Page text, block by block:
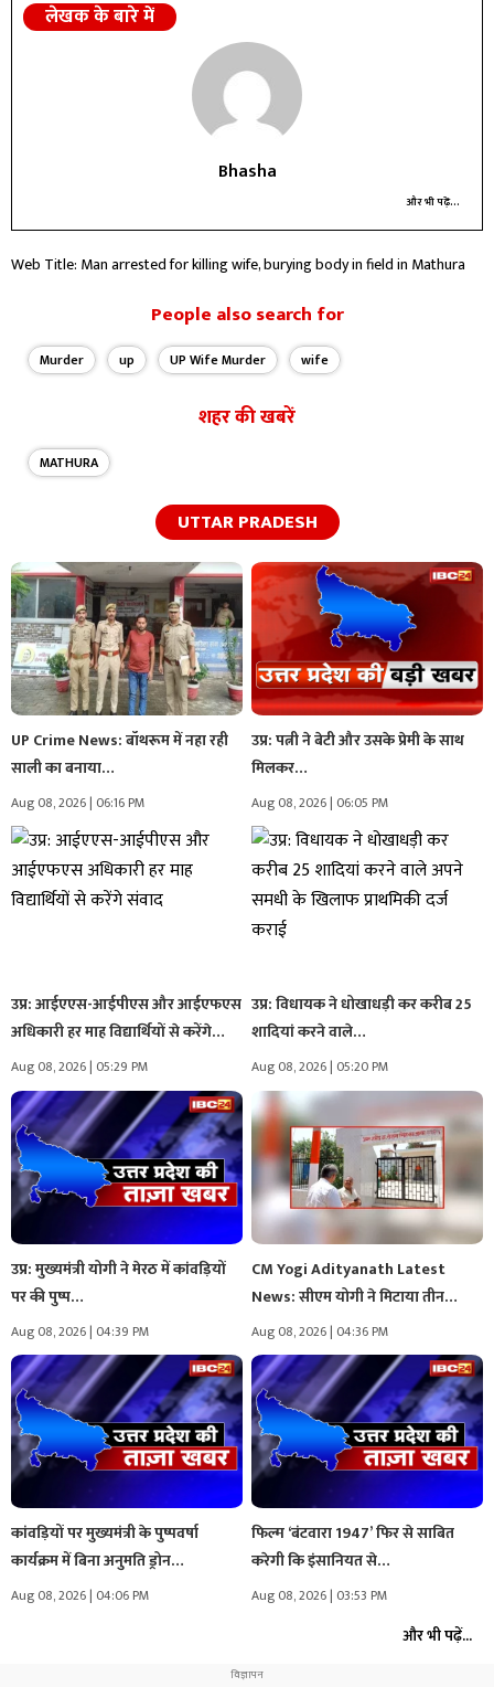
लेखक के बारे में
Bhasha
और भी पढ़ें...
Web Title: Man arrested for killing wife, burying body in field in Mathura
People also search for
Murder up UP Wife Murder wife
शहर की खबरें
MATHURA
UTTAR PRADESH
UP Crime News: बॉथरूम में नहा रही
साली का बनाया…
Aug 08, 2026 | 06:16 PM
उप्र: पत्नी ने बेटी और उसके प्रेमी के साथ
मिलकर…
Aug 08, 2026 | 06:05 PM
उप्र: आईएएस-आईपीएस और आईएफएस
अधिकारी हर माह विद्यार्थियों से करेंगे…
Aug 08, 2026 | 05:29 PM
उप्र: विधायक ने धोखाधड़ी कर करीब 25
शादियां करने वाले…
Aug 08, 2026 | 05:20 PM
उप्र: मुख्यमंत्री योगी ने मेरठ में कांवड़ियों
पर की पुष्प…
Aug 08, 2026 | 04:39 PM
CM Yogi Adityanath Latest
News: सीएम योगी ने मिटाया तीन…
Aug 08, 2026 | 04:36 PM
कांवड़ियों पर मुख्यमंत्री के पुष्पवर्षा
कार्यक्रम में बिना अनुमति ड्रोन…
Aug 08, 2026 | 04:06 PM
फिल्म ‘बंटवारा 1947’ फिर से साबित
करेगी कि इंसानियत से…
Aug 08, 2026 | 03:53 PM
और भी पढ़ें...